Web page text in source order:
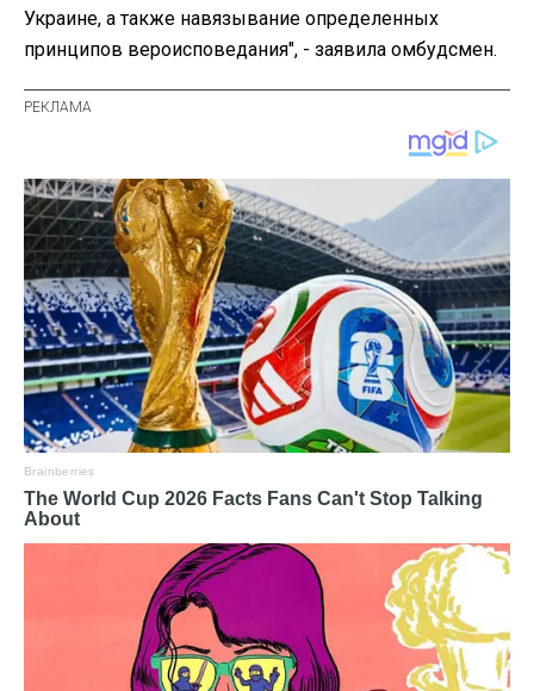
Украине, а также навязывание определенных
принципов вероисповедания", - заявила омбудсмен.